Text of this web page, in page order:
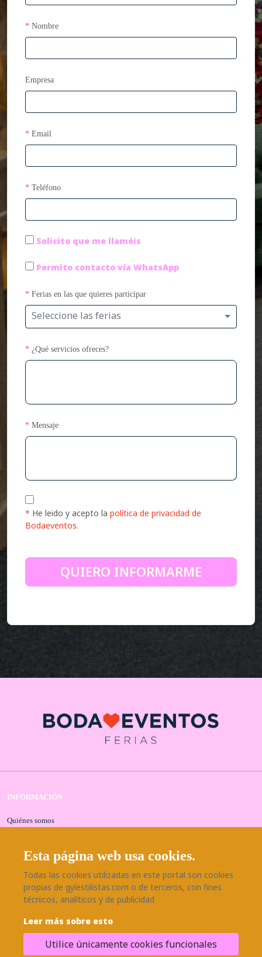
* Nombre
Empresa
* Email
* Teléfono
Solicito que me llaméis
Permito contacto vía WhatsApp
* Ferias en las que quieres participar
Seleccione las ferias
* ¿Qué servicios ofreces?
* Mensaje
* He leido y acepto la política de privacidad de
Bodaeventos.
QUIERO INFORMARME
INFORMACIÓN
Quiénes somos
Política de privacidad
Política de cookies
Seguridad y protección a compradores
SÍGUENOS EN NUESTRAS REDES
Esta página web usa cookies.
Todas las cookies utilizadas en este portal son cookies
propias de gylestilistas.com o de terceros, con fines
técnicos, analíticos y de publicidad
Leer más sobre esto
Utilice únicamente cookies funcionales